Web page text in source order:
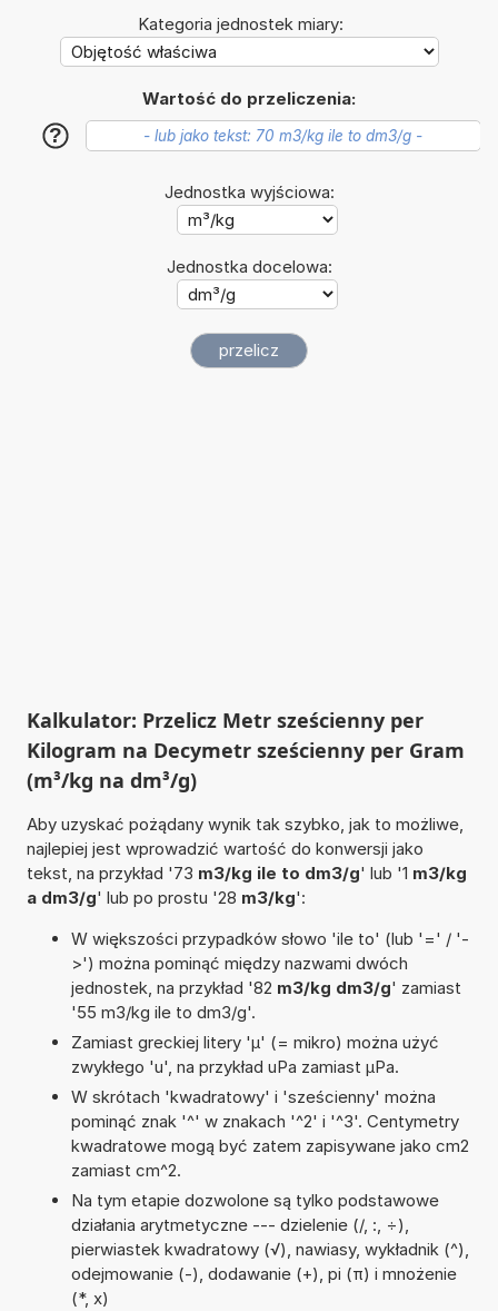
Kategoria jednostek miary:
Wartość do przeliczenia:
?
Jednostka wyjściowa:
Jednostka docelowa:
Kalkulator: Przelicz Metr sześcienny per
Kilogram na Decymetr sześcienny per Gram
(m³/kg na dm³/g)
Aby uzyskać pożądany wynik tak szybko, jak to możliwe,
najlepiej jest wprowadzić wartość do konwersji jako
tekst, na przykład '73 m3/kg ile to dm3/g' lub '1 m3/kg
a dm3/g' lub po prostu '28 m3/kg':
W większości przypadków słowo 'ile to' (lub '=' / '-
>') można pominąć między nazwami dwóch
jednostek, na przykład '82 m3/kg dm3/g' zamiast
'55 m3/kg ile to dm3/g'.
Zamiast greckiej litery 'µ' (= mikro) można użyć
zwykłego 'u', na przykład uPa zamiast µPa.
W skrótach 'kwadratowy' i 'sześcienny' można
pominąć znak '^' w znakach '^2' i '^3'. Centymetry
kwadratowe mogą być zatem zapisywane jako cm2
zamiast cm^2.
Na tym etapie dozwolone są tylko podstawowe
działania arytmetyczne --- dzielenie (/, :, ÷),
pierwiastek kwadratowy (√), nawiasy, wykładnik (^),
odejmowanie (-), dodawanie (+), pi (π) i mnożenie
(*, x)